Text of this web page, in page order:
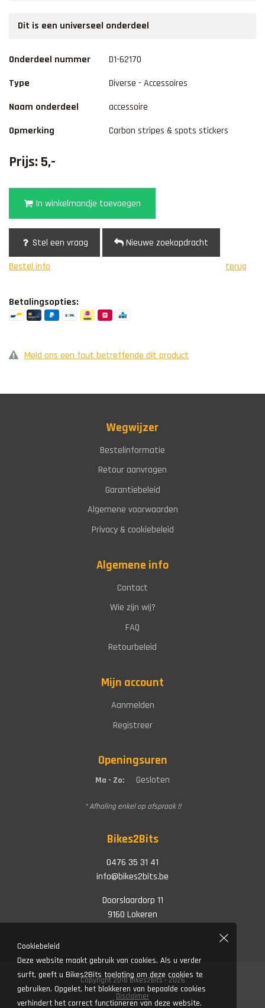
Dit is een universeel onderdeel
Onderdeel nummer
D1-62170
Type
Diverse - Accessoires
Naam onderdeel
accessoire
Opmerking
Carbon stripes & spots stickers
Prijs: 5,-
In winkelmandje toevoegen
Stel een vraag
Nieuwe zoekopdracht
Bestel info
terug
Betalingsopties:
Meld ons een fout betreffende dit product
Wegwijzer
Bestelinformatie
Retour aanvragen
Garantiebeleid
Algemene voorwaarden
Privacy & cookiebeleid
Algemene info
Contact
Wie zijn wij?
FAQ
Retourbeleid
Mijn account
Aanmelden
Registreer
Openingsuren
Ma - Zo: Gesloten
* Afhaling enkel op afspraak !!
Bikes2Bits
0476 35 31 41
info@bikes2bits.be
Doorslaardorp 11
9160 Lokeren
Copyright 2018 Bikes2Bits - 2026
Disclaimer
Cookiebeleid
Deze website maakt gebruik van cookies. Als u verder
surft, geeft u Bikes2Bits toelating om deze cookies te
gebruiken. Opgelet, het blokkeren van bepaalde cookies
verhindert het correct functioneren van deze website.